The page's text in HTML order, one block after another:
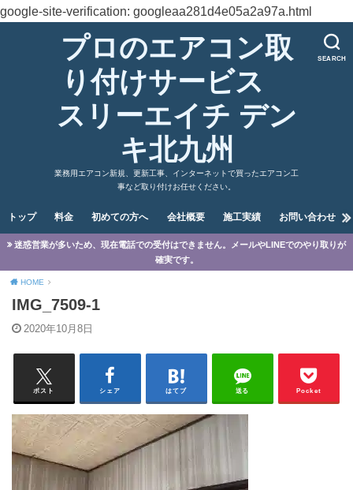
google-site-verification: googleaa281d4e05a2a97a.html
SEARCH
プロのエアコン取
り付けサービス
スリーエイチ デン
キ北九州
業務用エアコン新規、更新工事、インターネットで買ったエアコン工
事など取り付けお任せください。
トップ 料金 初めての方へ 会社概要 施工実績 お問い合わせ
迷惑営業が多いため、現在電話での受付はできません。メールやLINEでのやり取りが
確実です。
HOME
IMG_7509-1
2020年10月8日
ポスト シェア はてブ 送る Pocket